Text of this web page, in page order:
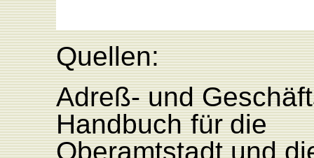
Quellen:
Adreß- und Geschäft
Handbuch für die
Oberamtstadt und